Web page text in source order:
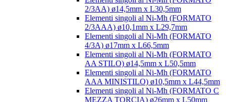
2/3AA) ø14,5mm x L30,5mm
Elementi singoli al Ni-Mh (FORMATO
2/3AAA) ø10,1mm x L29,7mm
Elementi singoli al Ni-Mh (FORMATO
4/3A) ø17mm x L66,5mm
Elementi singoli al Ni-Mh (FORMATO
AA STILO) ø14,5mm x L50,5mm
Elementi singoli al Ni-Mh (FORMATO
AAA MINISTILO) ø10,5mm x L44,5mm
Elementi singoli al Ni-Mh (FORMATO C
MEZZA TORCIA) ø26mm x L50mm